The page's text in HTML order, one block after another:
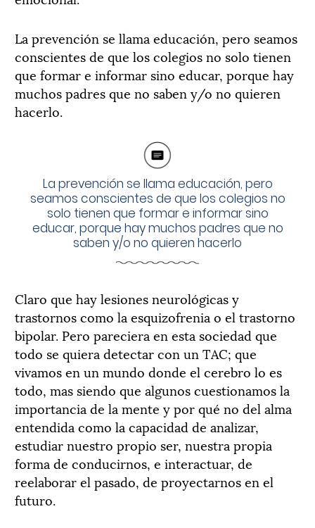
La prevención se llama educación, pero seamos
conscientes de que los colegios no solo tienen
que formar e informar sino educar, porque hay
muchos padres que no saben y/o no quieren
hacerlo.
La prevención se llama educación, pero
seamos conscientes de que los colegios no
solo tienen que formar e informar sino
educar, porque hay muchos padres que no
saben y/o no quieren hacerlo
Claro que hay lesiones neurológicas y
trastornos como la esquizofrenia o el trastorno
bipolar. Pero pareciera en esta sociedad que
todo se quiera detectar con un TAC; que
vivamos en un mundo donde el cerebro lo es
todo, mas siendo que algunos cuestionamos la
importancia de la mente y por qué no del alma
entendida como la capacidad de analizar,
estudiar nuestro propio ser, nuestra propia
forma de conducirnos, e interactuar, de
reelaborar el pasado, de proyectarnos en el
futuro.